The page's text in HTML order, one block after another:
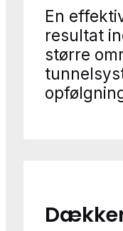
En
resultat
større